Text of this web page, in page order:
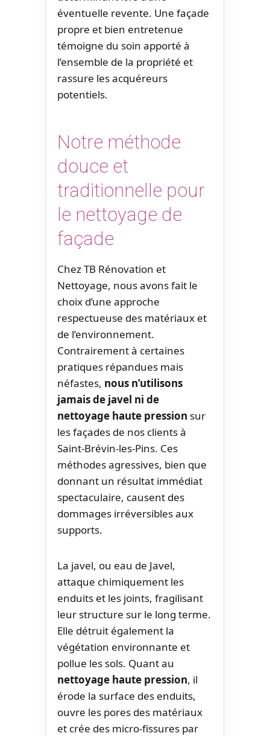
éventuelle revente. Une façade
propre et bien entretenue
témoigne du soin apporté à
l’ensemble de la propriété et
rassure les acquéreurs
potentiels.
Notre méthode
douce et
traditionnelle pour
le nettoyage de
façade
Chez TB Rénovation et
Nettoyage, nous avons fait le
choix d’une approche
respectueuse des matériaux et
de l’environnement.
Contrairement à certaines
pratiques répandues mais
néfastes, nous n’utilisons
jamais de javel ni de
nettoyage haute pression sur
les façades de nos clients à
Saint-Brévin-les-Pins. Ces
méthodes agressives, bien que
donnant un résultat immédiat
spectaculaire, causent des
dommages irréversibles aux
supports.
La javel, ou eau de Javel,
attaque chimiquement les
enduits et les joints, fragilisant
leur structure sur le long terme.
Elle détruit également la
végétation environnante et
pollue les sols. Quant au
nettoyage haute pression, il
érode la surface des enduits,
ouvre les pores des matériaux
et crée des micro-fissures par